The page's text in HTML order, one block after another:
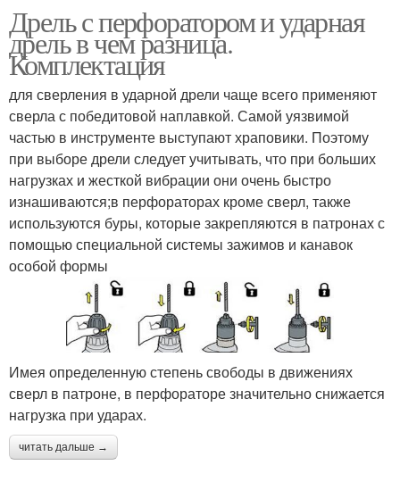
Дрель с перфоратором и ударная
дрель в чем разница.
Комплектация
для сверления в ударной дрели чаще всего применяют
сверла с победитовой наплавкой. Самой уязвимой
частью в инструменте выступают храповики. Поэтому
при выборе дрели следует учитывать, что при больших
нагрузках и жесткой вибрации они очень быстро
изнашиваются;в перфораторах кроме сверл, также
используются буры, которые закрепляются в патронах с
помощью специальной системы зажимов и канавок
особой формы
Имея определенную степень свободы в движениях
сверл в патроне, в перфораторе значительно снижается
нагрузка при ударах.
читать дальше →